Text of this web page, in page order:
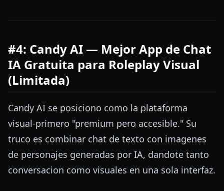
#4: Candy AI — Mejor App de Chat
IA Gratuita para Roleplay Visual
(Limitada)
Candy AI se posiciono como la plataforma
visual-primero "premium pero accesible." Su
truco es combinar chat de texto con imagenes
de personajes generadas por IA, dandote tanto
conversacion como visuales en una sola interfaz.